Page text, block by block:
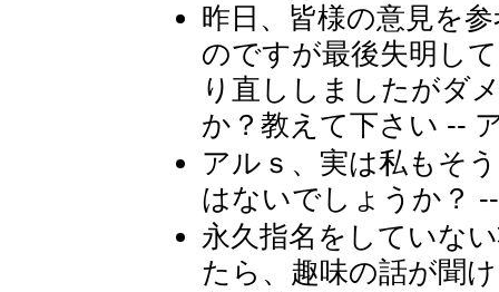
昨日、皆様の意見を
のですが最後失明し
り直ししましたがダ
か？教えて下さい --
アルｓ、実は私もそ
はないでしょうか？
永久指名をしていな
たら、趣味の話が聞